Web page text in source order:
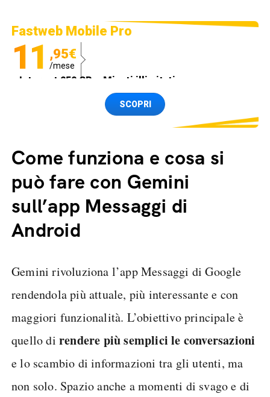
Fastweb Mobile Pro
11 ,95€
/mese
Internet 250 GB e Minuti illimitati
Spedizione SIM GRATISSCOPRI
Come funziona e cosa si
può fare con Gemini
sull’app Messaggi di
Android
Gemini rivoluziona l’app Messaggi di Google
rendendola più attuale, più interessante e con
maggiori funzionalità. L’obiettivo principale è
quello di rendere più semplici le conversazioni
e lo scambio di informazioni tra gli utenti, ma
non solo. Spazio anche a momenti di svago e di